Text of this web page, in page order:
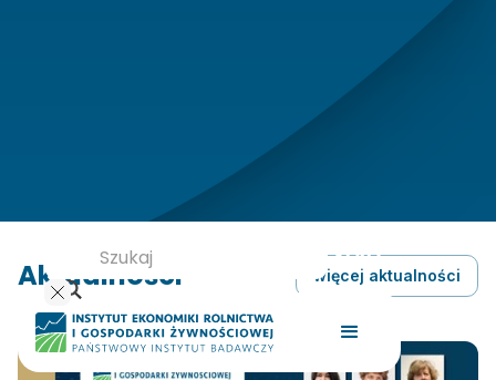
Aktualności więcej aktualności